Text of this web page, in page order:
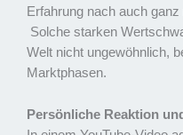
Erfahrung nach auch
Solche starken
Welt nicht ungewöhnlich,
Marktphasen.
Persönliche Reaktion